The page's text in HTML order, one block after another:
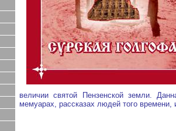
величии святой Пензенской земли.
мемуарах, рассказах людей того времени,